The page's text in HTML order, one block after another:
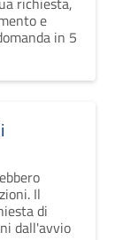
e
in 5
Il
di
dall'avvio